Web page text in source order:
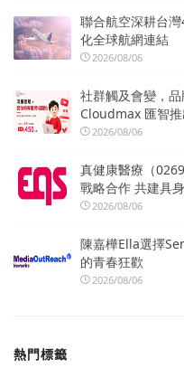
聯合航空深耕台
化全球航網連結
2026/08/06
社群觸及會變，
Cloudmax 匯智
2026/08/06
真健康醫療（
戰略合作 共建具
2026/08/06
陳嘉樺Ella選擇
的青春狂歡
2026/08/06
熱門標籤